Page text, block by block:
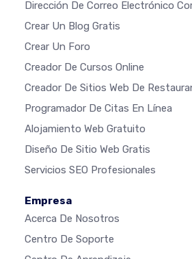
Dirección De Correo Electrónico
Crear Un Blog Gratis
Crear Un Foro
Creador De Cursos Online
Creador De Sitios Web De
Programador De Citas En Línea
Alojamiento Web Gratuito
Diseño De Sitio Web Gratis
Servicios SEO Profesionales
Empresa
Acerca De Nosotros
Centro De Soporte